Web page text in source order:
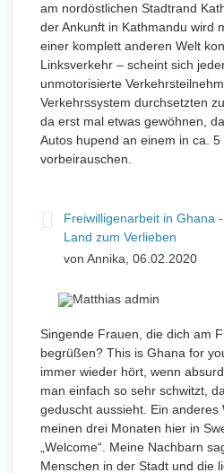
am nordöstlichen Stadtrand
der Ankunft in Kathmandu wird
einer komplett anderen Welt
Linksverkehr – scheint sich
unmotorisierte
Verkehrssystem durchsetzten
da erst mal etwas gewöhnen,
Autos hupend an einem in ca. 5
vorbeirauschen.
Freiwilligenarbeit in Ghana
Land zum Verlieben
von Annika, 06.02.2020
Singende Frauen, die dich am
begrüßen? This is Ghana for
immer wieder hört, wenn
man einfach so sehr schwitzt,
geduscht aussieht. Ein anderes
meinen drei Monaten hier in
„Welcome“. Meine Nachbarn
Menschen in der Stadt und die